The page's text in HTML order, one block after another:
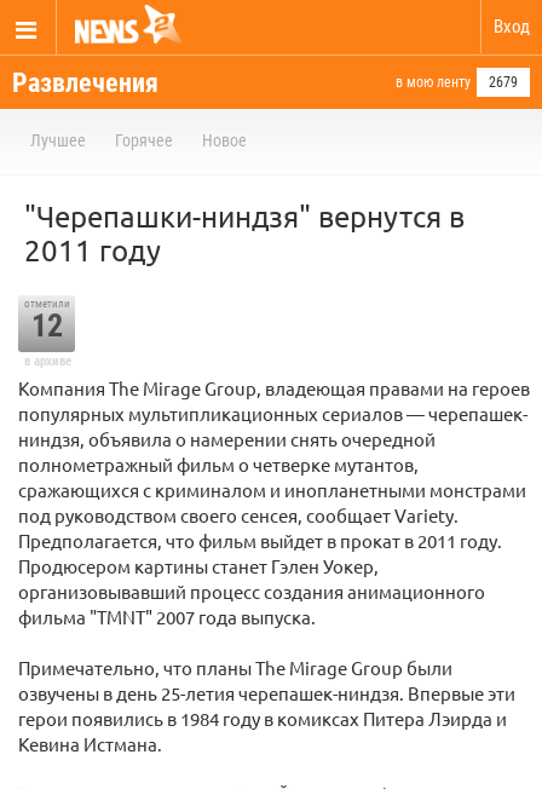
Вход
Развлечения в мою ленту 2679
Лучшее Горячее Новое
"Черепашки-ниндзя" вернутся в
2011 году
отметили
12
в архиве
Компания The Mirage Group, владеющая правами на героев
популярных мультипликационных сериалов — черепашек-
ниндзя, объявила о намерении снять очередной
полнометражный фильм о четверке мутантов,
сражающихся с криминалом и инопланетными монстрами
под руководством своего сенсея, сообщает Variety.
Предполагается, что фильм выйдет в прокат в 2011 году.
Продюсером картины станет Гэлен Уокер,
организовывавший процесс создания анимационного
фильма "TMNT" 2007 года выпуска.
Примечательно, что планы The Mirage Group были
озвучены в день 25-летия черепашек-ниндзя. Впервые эти
герои появились в 1984 году в комиксах Питера Лэирда и
Кевина Истмана.